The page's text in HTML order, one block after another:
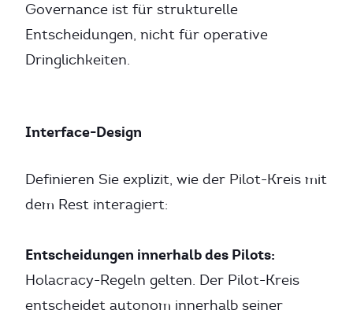
Governance ist für strukturelle
Entscheidungen, nicht für operative
Dringlichkeiten.
Interface-Design
Definieren Sie explizit, wie der Pilot-Kreis mit
dem Rest interagiert:
Entscheidungen innerhalb des Pilots:
Holacracy-Regeln gelten. Der Pilot-Kreis
entscheidet autonom innerhalb seiner